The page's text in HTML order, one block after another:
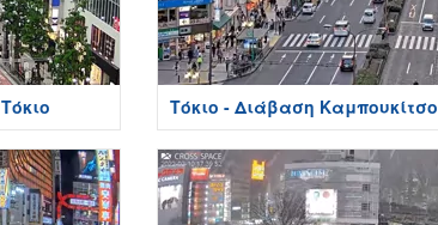
Τόκιο - Διάβαση Καμπουκίτσο